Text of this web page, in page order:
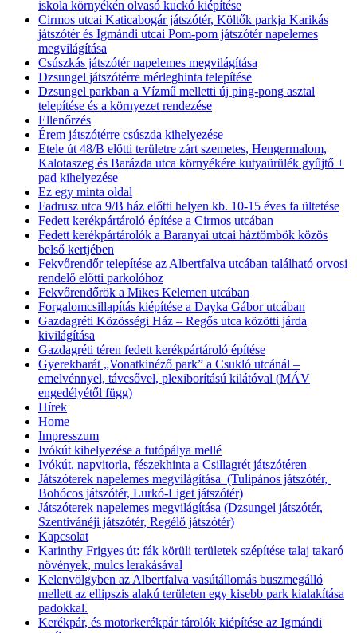
iskola környékén olvasó kuckó kiépítése
Cirmos utcai Katicabogár játszótér, Költők parkja Karikás
játszótér és Igmándi utcai Pom-pom játszótér napelemes
megvilágítása
Csúszkás játszótér napelemes megvilágítása
Dzsungel játszótérre mérleghinta telepítése
Dzsungel parkban a Vízmű melletti új ping-pong asztal
telepítése és a környezet rendezése
Ellenőrzés
Érem játszótérre csúszda kihelyezése
Etele út 48/B előtti területre zárt szemetes, Hengermalom,
Kalotaszeg és Barázda utca környékére kutyaürülék gyűjtő +
pad kihelyezése
Ez egy minta oldal
Fadrusz utca 9/B ház előtti helyen kb. 10-15 éves fa ültetése
Fedett kerékpártároló építése a Cirmos utcában
Fedett kerékpártárolók a Baranyai utcai háztömbök közös
belső kertjében
Fekvőrendőr telepítése az Albertfalva utcában található orvosi
rendelő előtti parkolóhoz
Fekvőrendőrök a Mikes Kelemen utcában
Forgalomcsillapítás kiépítése a Dayka Gábor utcában
Gazdagréti Közösségi Ház – Regős utca közötti járda
kivilágítása
Gazdagréti téren fedett kerékpártároló építése
Gyerekbarát „Vonatkinéző park” a Csukló utcánál –
emelvénnyel, távcsővel, plexiborítású kilátóval (MÁV
engedélyétől függ)
Hírek
Home
Impresszum
Ivókút kihelyezése a futópálya mellé
Ivókút, napvitorla, fészekhinta a Csillagrét játszótéren
Játszóterek napelemes megvilágítása (Tulipános játszótér,
Bohócos játszótér, Lurkó-Liget játszótér)
Játszóterek napelemes megvilágítása (Dzsungel játszótér,
Szentivánéji játszótér, Regélő játszótér)
Kapcsolat
Karinthy Frigyes út: fák körüli területek szépítése talaj takaró
növények, mulcs lerakásával
Kelenvölgyben az Albertfalva vasútállomás buszmegálló
mellett az ellipszis alakú területen egy kisebb park kialakítása
padokkal.
Kerékpár, és motorkerékpár tárolók kiépítése az Igmándi